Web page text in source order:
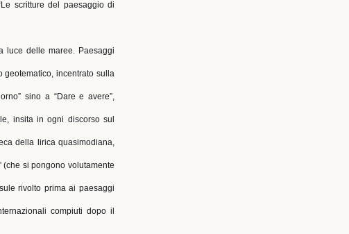
scritture del paesaggio di
luce delle maree. Paesaggi
geotematico, incentrato sulla
sino a “Dare e avere”,
insita in ogni discorso sul
della lirica quasimodiana,
si pongono volutamente
rivolto prima ai paesaggi
compiuti dopo il